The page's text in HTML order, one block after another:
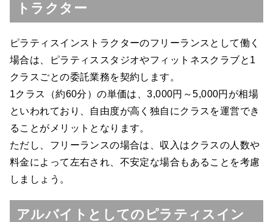
トラクター
ピラティスインストラクターのフリーランスとして働く
場合は、ピラティススタジオやフィットネスクラブと1
クラスごとの委託業務を契約します。
1クラス（約60分）の単価は、3,000円～5,000円が相場
といわれており、自由度が高く独自にクラスを運営でき
ることがメリットとなります。
ただし、フリーランスの場合は、収入はクラスの人数や
料金によって左右され、不安定な場合もあることを考慮
しましょう。
アルバイトとしてのピラティスイン